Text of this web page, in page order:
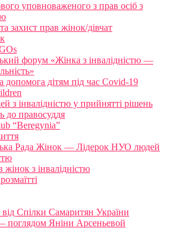
уповноваженого з прав осіб з
захист прав жінок/дівчат
форум «Жінка з інвалідністю —
допомога дітям під час Covid-19
з інвалідністю у прийнятті рішень
до правосуддя
“Beregynia”
Рада Жінок — Лідерок НУО людей
жінок з інвалідністю
Спілки Самаритян України
поглядом Яніни Арсеньевой